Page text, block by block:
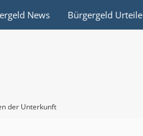
News Bürgergeld Urteile
der Unterkunft